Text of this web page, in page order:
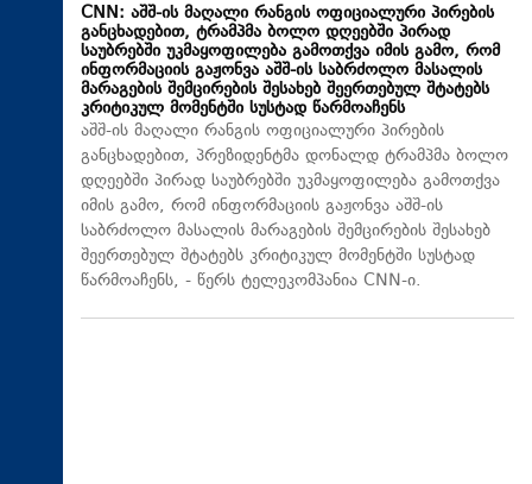
CNN: აშშ-ის მაღალი რანგის ოფიციალური პირების
განცხადებით, ტრამპმა ბოლო დღეებში პირად
საუბრებში უკმაყოფილება გამოთქვა იმის გამო, რომ
ინფორმაციის გაჟონვა აშშ-ის საბრძოლო მასალის
მარაგების შემცირების შესახებ შეერთებულ შტატებს
კრიტიკულ მომენტში სუსტად წარმოაჩენს
აშშ-ის მაღალი რანგის ოფიციალური პირების
განცხადებით, პრეზიდენტმა დონალდ ტრამპმა ბოლო
დღეებში პირად საუბრებში უკმაყოფილება გამოთქვა
იმის გამო, რომ ინფორმაციის გაჟონვა აშშ-ის
საბრძოლო მასალის მარაგების შემცირების შესახებ
შეერთებულ შტატებს კრიტიკულ მომენტში სუსტად
წარმოაჩენს, - წერს ტელეკომპანია CNN-ი.